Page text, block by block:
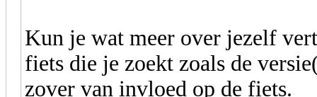
Kun je wat meer over jezelf
fiets die je zoekt zoals de
zover van invloed op de fiets.